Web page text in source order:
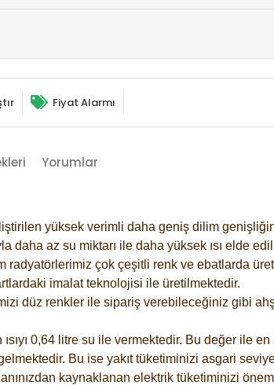
Fiyat Alarmı
Yorumlar
yüksek verimli daha geniş dilim
daha az su miktarı ile daha yüksek ısı elde
radyatörlerimiz çok çeşitli renk ve ebatlarda
imalat teknolojisi ile üretilmektedir.
düz renkler ile sipariş verebileceğiniz gibi
0,64 litre su ile vermektedir. Bu değer ile en
Bu ise yakıt tüketiminizi asgari
kaynaklanan elektrik tüketiminizi